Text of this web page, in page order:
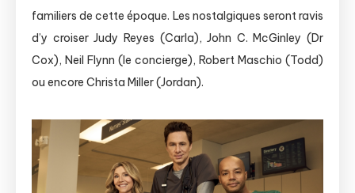
familiers de cette époque. Les nostalgiques seront ravis
d’y croiser Judy Reyes (Carla), John C. McGinley (Dr
Cox), Neil Flynn (le concierge), Robert Maschio (Todd)
ou encore Christa Miller (Jordan).